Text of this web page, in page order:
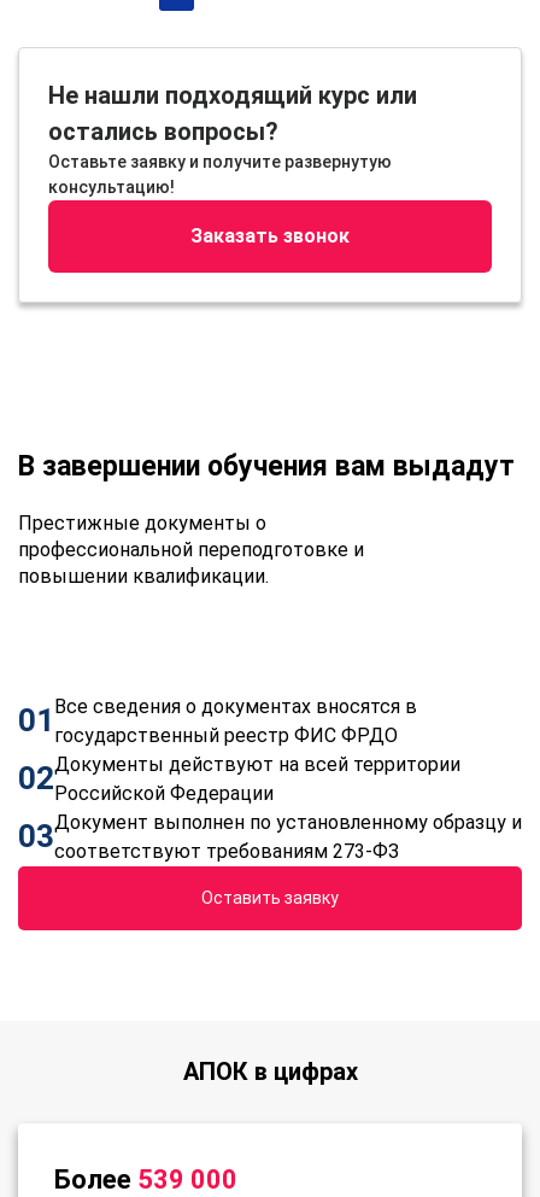
Не нашли подходящий курс или
остались вопросы?
Оставьте заявку и получите развернутую
консультацию!
Заказать звонок
В завершении обучения вам выдадут
Престижные документы о
профессиональной переподготовке и
повышении квалификации.
01 Все сведения о документах вносятся в
государственный реестр ФИС ФРДО
02Документы действуют на всей территории
Российской Федерации
03Документ выполнен по установленному образцу и
соответствуют требованиям 273-ФЗ
Оставить заявку
АПОК в цифрах
Более 539 000